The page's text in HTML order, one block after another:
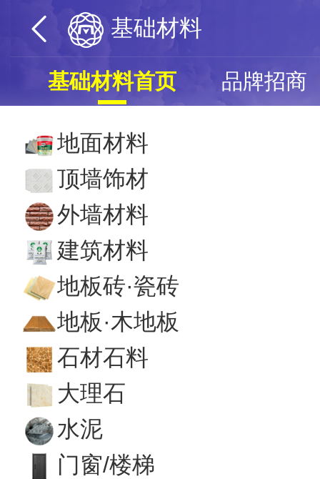
基础材料
基础材料首页 品牌招商
地面材料
顶墙饰材
外墙材料
建筑材料
地板砖·瓷砖
地板·木地板
石材石料
大理石
水泥
门窗/楼梯